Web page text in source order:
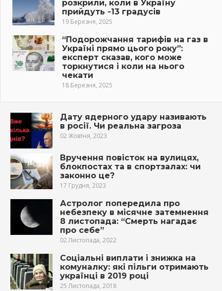
розкрили, коли в Україну
прийдуть -13 градусів
19 Березня, 2025
“Подорожчання тарифів на газ в
Україні прямо цього року”:
експерт сказав, кого може
торкнутися і коли на нього
чекати
18 Березня, 2025
Дату ядерного удару називають
в росії. Чи реальна загроза
02 Жовтня, 2023
Вручення повісток на вулицях,
блокпостах та в спортзалах: чи
законно це?
17 Грудня, 2023
Астролог попередила про
небезпеку в місячне затемнення
8 листопада: “Смерть нагадає
про себе”
02 Листопада, 2022
Соціальні виплати і знижка на
комуналку: які пільги отримають
українці в 2019 році
25 Листопада, 2018